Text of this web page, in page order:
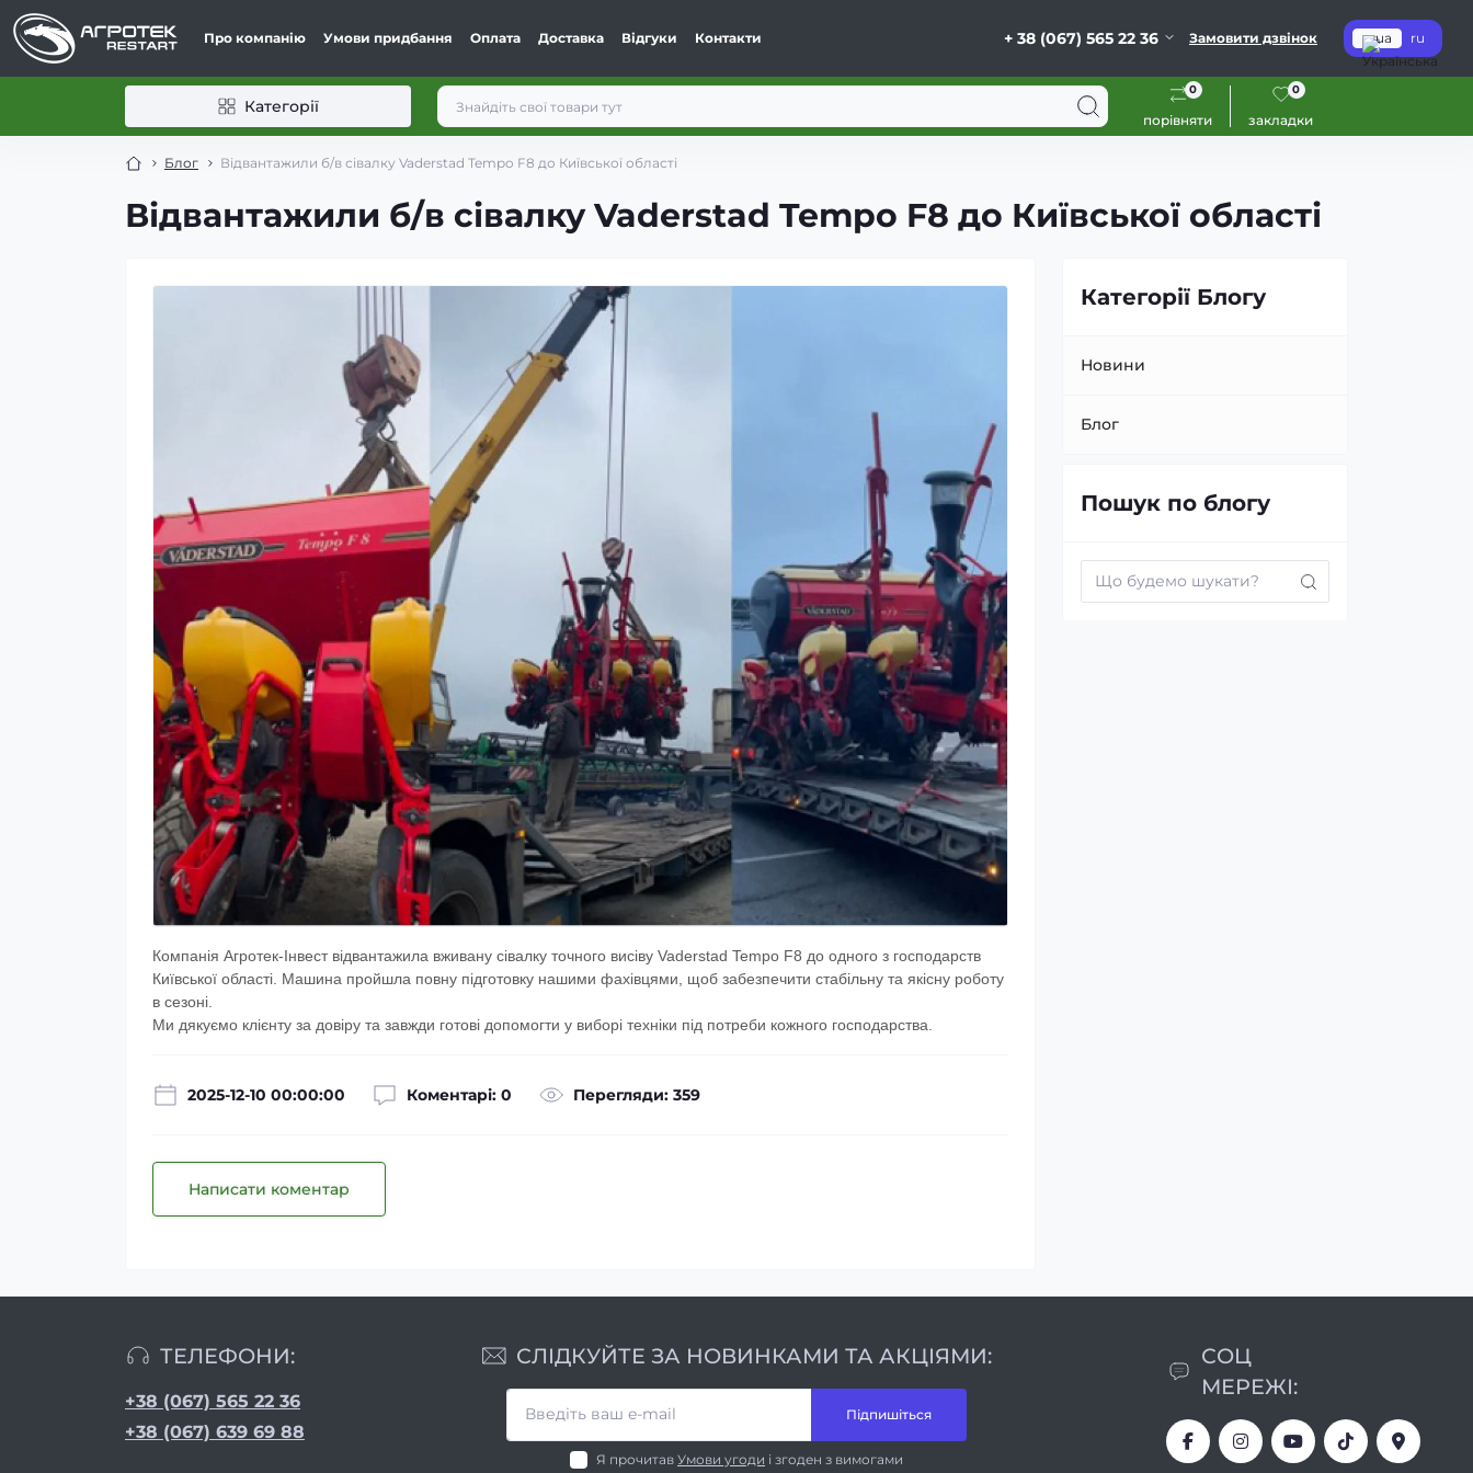
Про компанію Умови придбання Оплата Доставка Відгуки Контакти + 38 (067) 565 22 36 Замовити дзвінок ua ru
Категорії
порівняти
0
закладки
0
Блог Відвантажили б/в сівалку Vaderstad Tempo F8 до Київської області
Відвантажили б/в сівалку Vaderstad Tempo F8 до Київської області
Компанія Агротек-Інвест відвантажила вживану сівалку точного висіву Vaderstad Tempo F8 до одного з господарств
Київської області. Машина пройшла повну підготовку нашими фахівцями, щоб забезпечити стабільну та якісну роботу
в сезоні.
Ми дякуємо клієнту за довіру та завжди готові допомогти у виборі техніки під потреби кожного господарства.
2025-12-10 00:00:00 Коментарі: 0 Перегляди: 359
Написати коментар
Категорії Блогу
Новини
Блог
Пошук по блогу
ТЕЛЕФОНИ:
+38 (067) 565 22 36
+38 (067) 639 69 88
СОЦ
МЕРЕЖІ:
СЛІДКУЙТЕ ЗА НОВИНКАМИ ТА АКЦІЯМИ:
Підпишіться
Я прочитав Умови угоди і згоден з вимогами